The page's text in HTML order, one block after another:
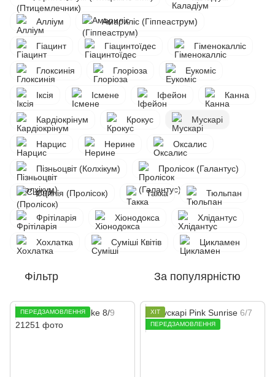
Алліум Амариліс (Гіппеаструм)
Гіацинт Гіацинтоїдес Гіменокалліс
Глоксинія Глоріоза Еукоміс
Іксія Ісмене Іфейон Канна
Кардіокрінум Крокус Мускарі
Нарцис Нерине Оксалис
Пізньоцвіт (Колхікум) Пролісок (Галантус)
Сцилія (Пролісок) Такка Тюльпан
Фрітіларія Хіонодокса Хлідантус
Хохлатка Суміші Квітів Цикламен
Фільтр За популярністю
ПЕРЕДЗАМОВЛЕННЯ
ХІТ
ПЕРЕДЗАМОВЛЕННЯ